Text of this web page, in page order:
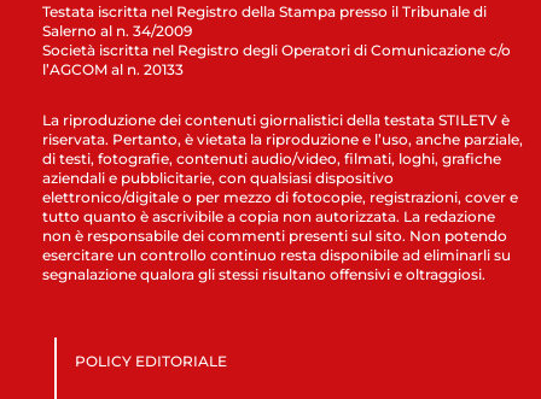
Testata iscritta nel Registro della Stampa presso il Tribunale di
Salerno al n. 34/2009
Società iscritta nel Registro degli Operatori di Comunicazione c/o
l’AGCOM al n. 20133
La riproduzione dei contenuti giornalistici della testata STILETV è
riservata. Pertanto, è vietata la riproduzione e l’uso, anche parziale,
di testi, fotografie, contenuti audio/video, filmati, loghi, grafiche
aziendali e pubblicitarie, con qualsiasi dispositivo
elettronico/digitale o per mezzo di fotocopie, registrazioni, cover e
tutto quanto è ascrivibile a copia non autorizzata. La redazione
non è responsabile dei commenti presenti sul sito. Non potendo
esercitare un controllo continuo resta disponibile ad eliminarli su
segnalazione qualora gli stessi risultano offensivi e oltraggiosi.
POLICY EDITORIALE